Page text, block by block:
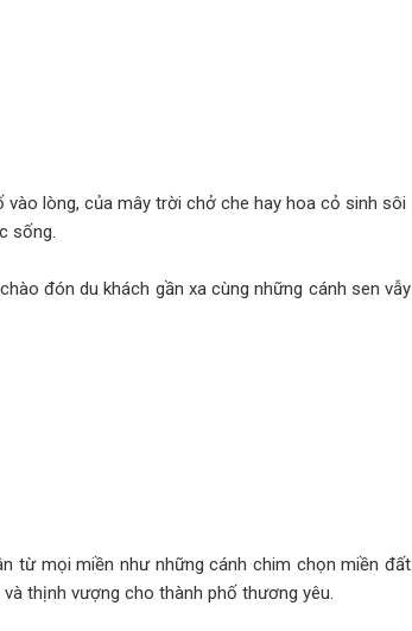
lòng, của mây trời chở che hay hoa cỏ sinh sôi
sống.
đón du khách gần xa cùng những cánh sen vẫy
từ mọi miền như những cánh chim chọn miền đất
thịnh vượng cho thành phố thương yêu.